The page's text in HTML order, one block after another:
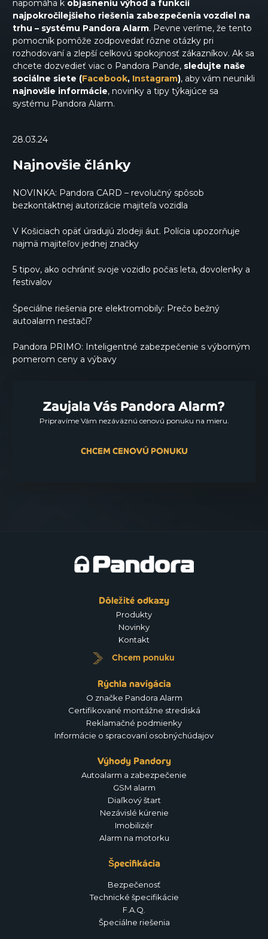
napomáha k objasneniu výhod a funkcií
najpokročilejšieho riešenia zabezpečenia vozdiel na
trhu – systému Pandora Alarm. Pevne veríme, že tento
pomocník pomôže zodpovedať rôzne otázky pri
rozhodovaní a zlepší celkovú spokojnosť zákazníkov. Ak sa
chcete dozvedieť viac o Pandora Pande, sledujte naše
sociálne siete (Facebook, Instagram), aby vám neunikli
najnovšie informácie, novinky a tipy týkajúce sa
systému Pandora Alarm.
28.03.24
Najnovšie články
NOVINKA: Pandora CARD – revolučný spôsob
bezkontaktnej autorizácie majiteľa vozidla
V Košiciach opäť úradujú zlodeji áut. Polícia upozorňuje
najmä majiteľov jednej značky
5 tipov, ako ochrániť svoje vozidlo počas leta, dovolenky a
festivalov
Špeciálne riešenia pre elektromobily: Prečo bežný
autoalarm nestačí?
Pandora PRIMO: Inteligentné zabezpečenie s výborným
pomerom ceny a výbavy
Zaujala Vás Pandora Alarm?
Pripravíme Vám nezáväznú cenovú ponuku na mieru.
CHCEM CENOVÚ PONUKU
Dôležité odkazy
Produkty
Novinky
Kontakt
Chcem ponuku
Rýchla navigácia
O značke Pandora Alarm
Certifikované montážne strediská
Reklamačné podmienky
Informácie o spracovaní osobnýchúdajov
Výhody Pandory
Autoalarm a zabezpečenie
GSM alarm
Diaľkový štart
Nezávislé kúrenie
Imobilizér
Alarm na motorku
Špecifikácia
Bezpečenosť
Technické špecifikácie
F.A.Q.
Špeciálne riešenia